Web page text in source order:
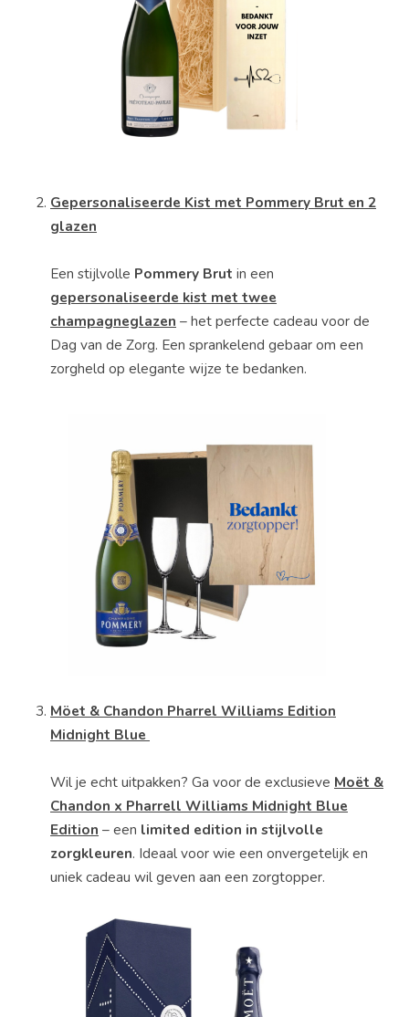
Gepersonaliseerde Kist met Pommery Brut en 2
glazen
Een stijlvolle Pommery Brut in een
gepersonaliseerde kist met twee
champagneglazen –hetperfecte cadeau voorde
Dag van de Zorg. Een sprankelend gebaarom een
zorgheld op elegante wijze te bedanken.
Möet & Chandon Pharrel Williams Edition
Midnight Blue
Wil je echt uitpakken? Ga voorde exclusieve Moët &
Chandon x Pharrell Williams Midnight Blue
Edition –een limited edition in stijlvolle
zorgkleuren. Ideaalvoorwie een onvergetelijken
uniekcadeau wilgeven aan een zorgtopper.